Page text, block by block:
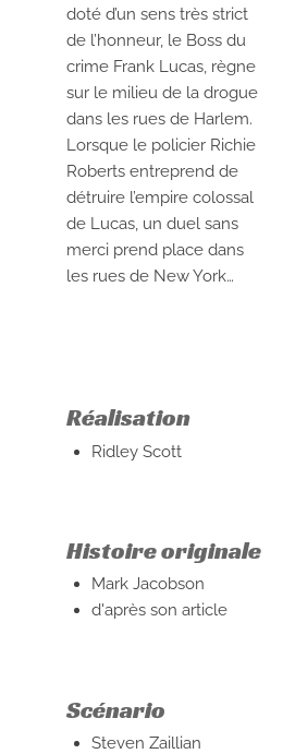
doté d’un sens très strict
de l’honneur, le Boss du
crime Frank Lucas, règne
sur le milieu de la drogue
dans les rues de Harlem.
Lorsque le policier Richie
Roberts entreprend de
détruire l’empire colossal
de Lucas, un duel sans
merci prend place dans
les rues de New York…
Réalisation
Ridley Scott
Histoire originale
Mark Jacobson
d'après son article
Scénario
Steven Zaillian